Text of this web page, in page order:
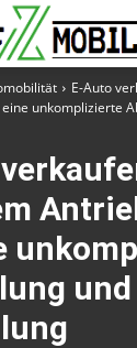
E-Auto
unkomplizierte